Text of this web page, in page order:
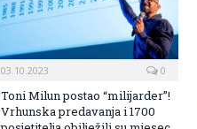
03.10.2023 0
Toni Milun postao “milijarder”!
Vrhunska predavanja i 1700